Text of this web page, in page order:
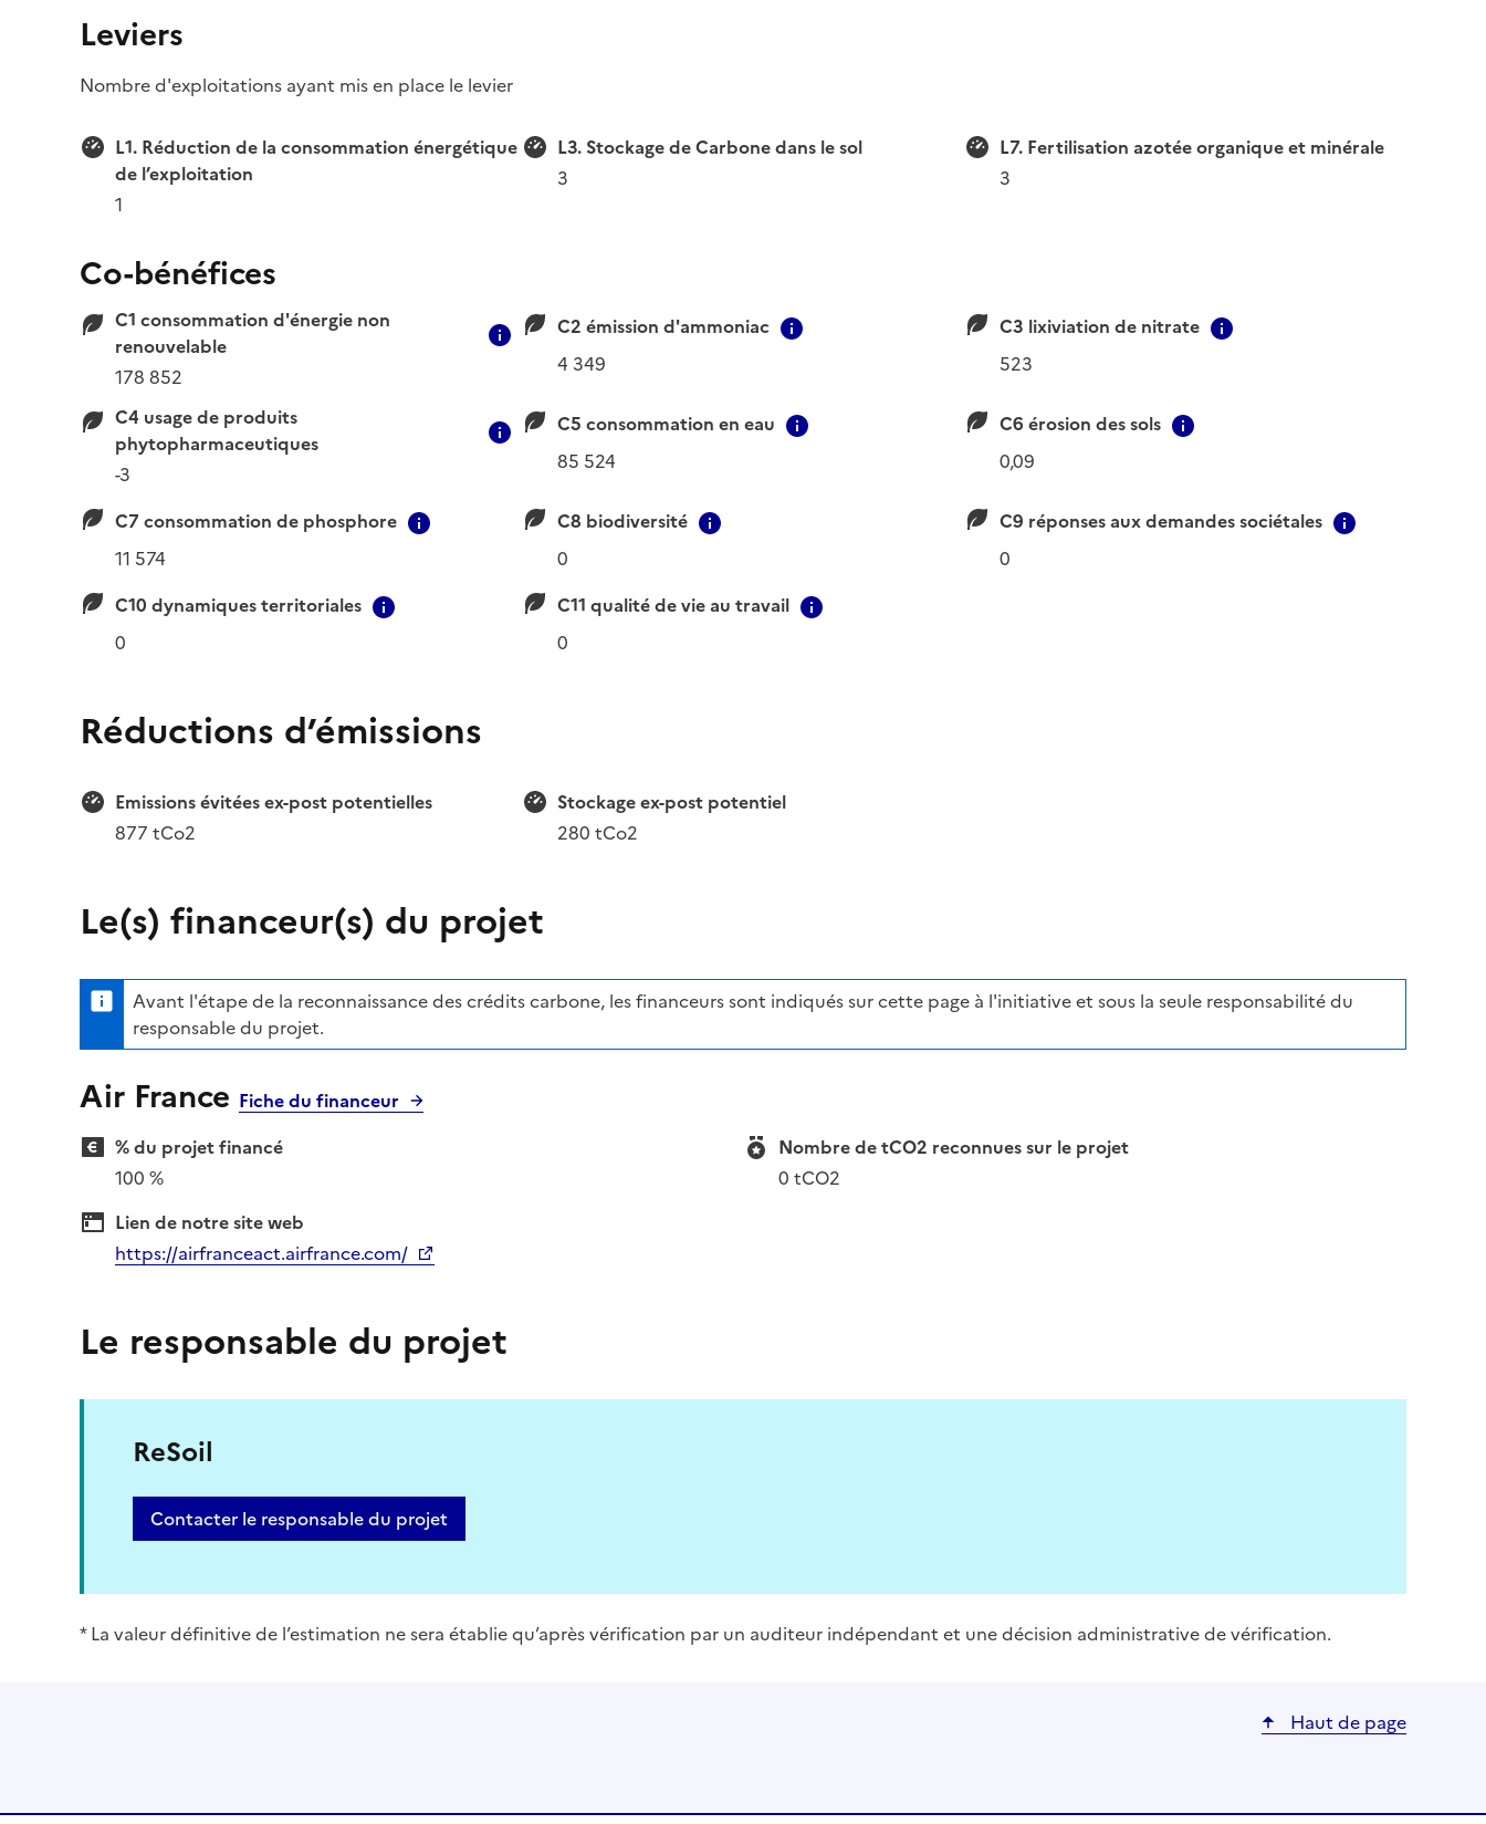
Leviers
Nombre d'exploitations ayant mis en place le levier
L1. Réduction de la consommation énergétique
de l’exploitation
1
L3. Stockage de Carbone dans le sol
3
L7. Fertilisation azotée organique et minérale
3
Co-bénéfices
C1 consommation d'énergie non
renouvelable
Contextual information
178 852
C2 émission d'ammoniac
Contextual information
4 349
C3 lixiviation de nitrate
523
C4 usage de produits
phytopharmaceutiques
Contextual information
-3
C5 consommation en eau
Contextual information
85 524
C6 érosion des sols
0,09
C7 consommation de phosphore
Contextual information
11 574
C8 biodiversité
0
C9 réponses aux demandes sociétales
0
C10 dynamiques territoriales
Contextual information
0
C11 qualité de vie au travail
0
Réductions d’émissions
Emissions évitées ex-post potentielles
877 tCo2
Stockage ex-post potentiel
280 tCo2
Le(s) financeur(s) du projet
Avant l'étape de la reconnaissance des crédits carbone, les financeurs sont indiqués sur cette page à l'initiative et sous la seule responsabilité du
responsable du projet.
Air France Fiche du financeur
% du projet financé
100 %
Nombre de tCO2 reconnues sur le projet
0 tCO2
Lien de notre site web
https://airfranceact.airfrance.com/
Le responsable du projet
ReSoil
Contacter le responsable du projet
* La valeur définitive de l’estimation ne sera établie qu’après vérification par un auditeur indépendant et une décision administrative de vérification.
Haut de page